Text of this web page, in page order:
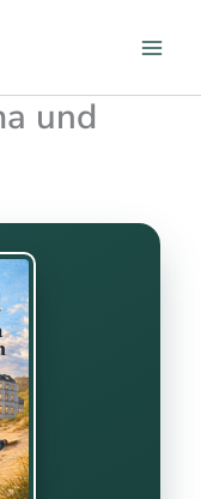
und